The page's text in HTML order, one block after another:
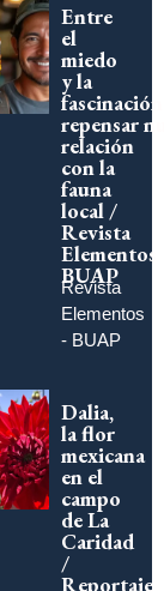
Entre
el
miedo
y la
repensar
relación
con la
fauna
local /
Revista
Elementos
BUAP
Revista
Elementos
- BUAP
Dalia,
la flor
mexicana
en el
campo
de La
Caridad
/
Reportaje